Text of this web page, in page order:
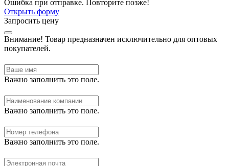
Ошибка при отправке. Повторите позже!
Открыть форму
Запросить цену
Внимание! Товар предназначен исключительно для оптовых
покупателей.
Важно заполнить это поле.
Важно заполнить это поле.
Важно заполнить это поле.